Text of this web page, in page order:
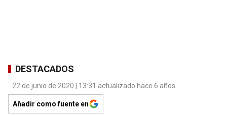
DESTACADOS
22 de junio de 2020 | 13:31 actualizado hace 6 años
Añadir como fuente en